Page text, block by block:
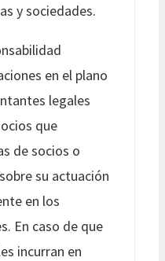
y sociedades.
en el plano
legales
que
de socios o
su actuación
en los
En caso de que
incurran en